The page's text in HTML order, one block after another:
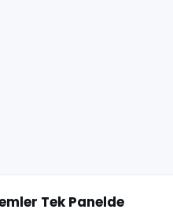
Tek Panelde